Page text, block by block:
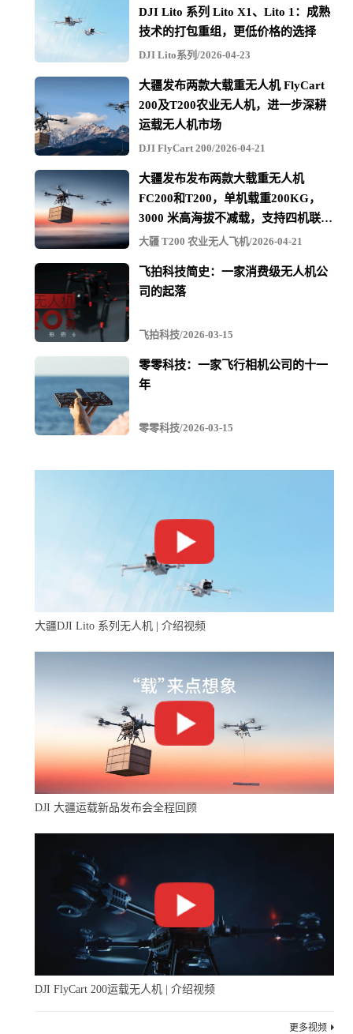
DJI Lito 系列 Lito X1、Lito 1：成熟
技术的打包重组，更低价格的选择
DJI Lito系列/2026-04-23
大疆发布两款大载重无人机 FlyCart
200及T200农业无人机，进一步深耕
运载无人机市场
DJI FlyCart 200/2026-04-21
大疆发布发布两款大载重无人机
FC200和T200，单机载重200KG，
3000 米高海拔不减载，支持四机联吊
最多600KG
大疆 T200 农业无人飞机/2026-04-21
飞拍科技简史：一家消费级无人机公
司的起落
飞拍科技/2026-03-15
零零科技：一家飞行相机公司的十一
年
零零科技/2026-03-15
大疆DJI Lito 系列无人机 | 介绍视频
DJI 大疆运载新品发布会全程回顾
DJI FlyCart 200运载无人机 | 介绍视频
更多视频